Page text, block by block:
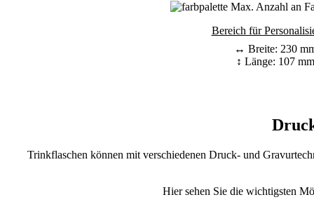
Max. Anzahl an
Bereich für
↔ Breite: 230
↕ Länge: 107 mm
Trinkflaschen können mit verschiedenen Druck- und
Hier sehen Sie die wichtigsten